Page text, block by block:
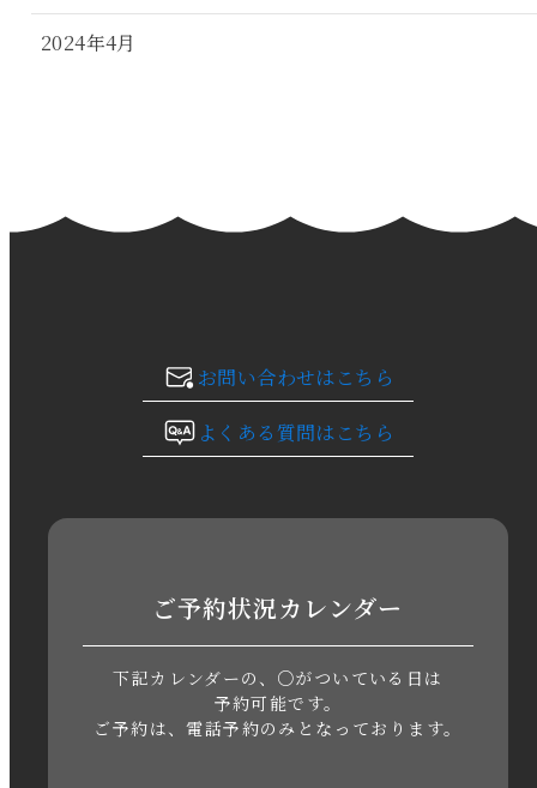
2024年4月
2024年1月
2023年10月
2023年8月
2023年5月
お問い合わせはこちら
よくある質問はこちら
ご予約状況カレンダー
下記カレンダーの、○がついている日は
予約可能です。
ご予約は、電話予約のみとなっております。